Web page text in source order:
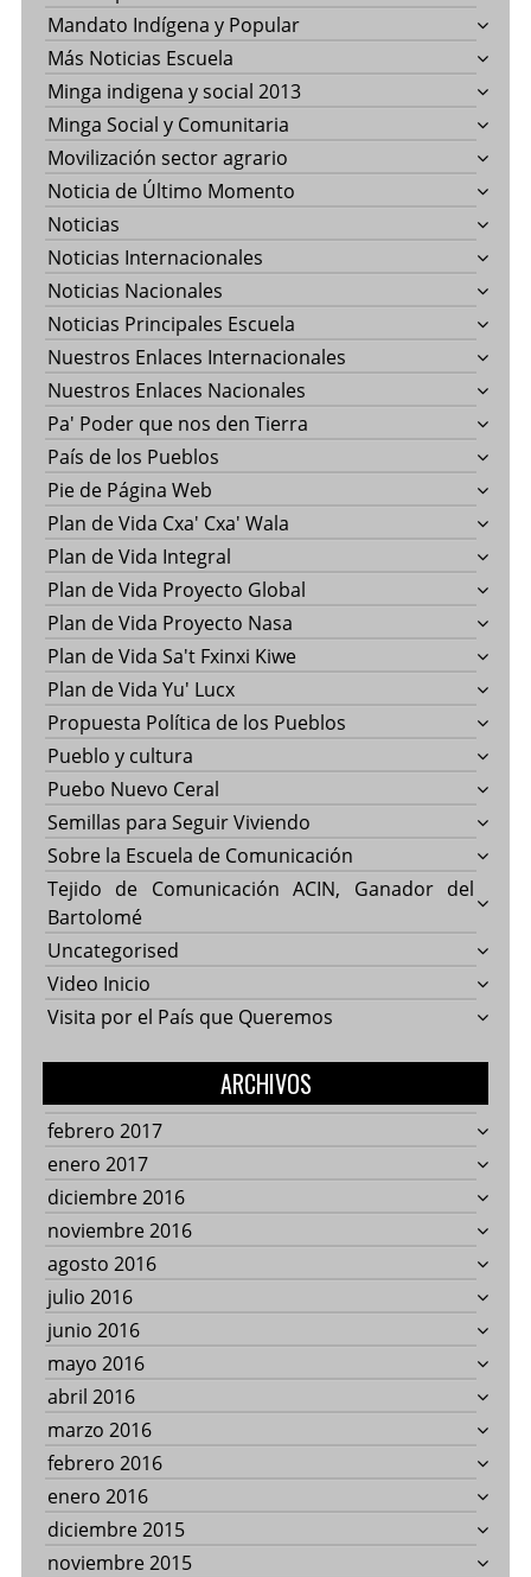
Mandato Indígena y Popular
Más Noticias Escuela
Minga indigena y social 2013
Minga Social y Comunitaria
Movilización sector agrario
Noticia de Último Momento
Noticias
Noticias Internacionales
Noticias Nacionales
Noticias Principales Escuela
Nuestros Enlaces Internacionales
Nuestros Enlaces Nacionales
Pa' Poder que nos den Tierra
País de los Pueblos
Pie de Página Web
Plan de Vida Cxa' Cxa' Wala
Plan de Vida Integral
Plan de Vida Proyecto Global
Plan de Vida Proyecto Nasa
Plan de Vida Sa't Fxinxi Kiwe
Plan de Vida Yu' Lucx
Propuesta Política de los Pueblos
Pueblo y cultura
Puebo Nuevo Ceral
Semillas para Seguir Viviendo
Sobre la Escuela de Comunicación
Tejido de Comunicación ACIN, Ganador del
Bartolomé
Uncategorised
Video Inicio
Visita por el País que Queremos
ARCHIVOS
febrero 2017
enero 2017
diciembre 2016
noviembre 2016
agosto 2016
julio 2016
junio 2016
mayo 2016
abril 2016
marzo 2016
febrero 2016
enero 2016
diciembre 2015
noviembre 2015